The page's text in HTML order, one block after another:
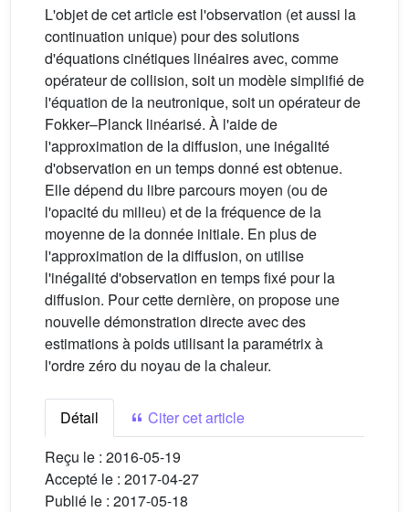
L'objet de cet article est l'observation (et aussi la
continuation unique) pour des solutions
d'équations cinétiques linéaires avec, comme
opérateur de collision, soit un modèle simplifié de
l'équation de la neutronique, soit un opérateur de
Fokker–Planck linéarisé. À l'aide de
l'approximation de la diffusion, une inégalité
d'observation en un temps donné est obtenue.
Elle dépend du libre parcours moyen (ou de
l'opacité du milieu) et de la fréquence de la
moyenne de la donnée initiale. En plus de
l'approximation de la diffusion, on utilise
l'inégalité d'observation en temps fixé pour la
diffusion. Pour cette dernière, on propose une
nouvelle démonstration directe avec des
estimations à poids utilisant la paramétrix à
l'ordre zéro du noyau de la chaleur.
Détail
Citer cet article
Reçu le : 2016-05-19
Accepté le : 2017-04-27
Publié le : 2017-05-18